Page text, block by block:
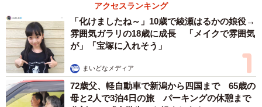
アクセスランキング
「化けましたね～」10歳で綾瀬はるかの娘役→
雰囲気ガラリの18歳に成長 「メイクで雰囲気
が」「宝塚に入れそう」
まいどなメディア
72歳父、軽自動車で新潟から四国まで 65歳の
母と2人で3泊4日の旅 パーキングの休憩まで